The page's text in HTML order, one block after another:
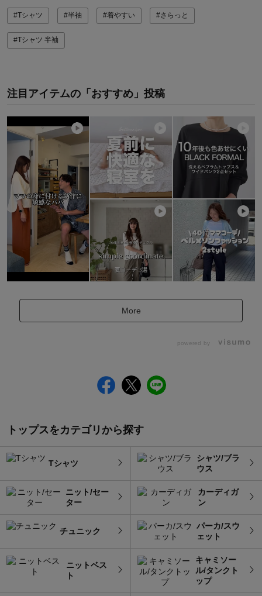
#Tシャツ #半袖 #着やすい #さらっと
#Tシャツ 半袖
注目アイテムの「おすすめ」投稿
More
powered by
トップスをカテゴリから探す
Tシャツ
シャツ/ブラ
ウス
ニット/セー
ター
カーディガ
ン
チュニック
パーカ/スウ
ェット
ニットベス
ト
キャミソー
ル/タンクト
ップ